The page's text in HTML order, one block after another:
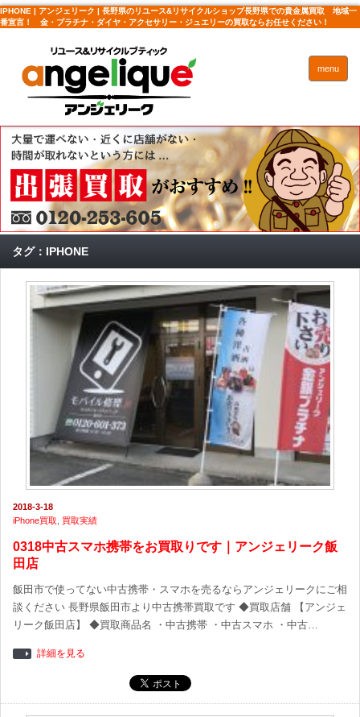
IPHONE | アンジェリーク | 長野県のリユース&リサイクルショップ長野県での貴金属買取 地域一
番宣言！ 金・プラチナ・ダイヤ・アクセサリー・ジュエリーの買取ならお任せください！
menu
タグ：IPHONE
2018-3-18
iPhone買取
買取実績
0318中古スマホ携帯をお買取りです｜アンジェリーク飯
田店
飯田市で使ってない中古携帯・スマホを売るならアンジェリークにご相
談ください 長野県飯田市より中古携帯買取です ◆買取店舗 【アンジェ
リーク飯田店】 ◆買取商品名 ・中古携帯 ・中古スマホ ・中古…
詳細を見る